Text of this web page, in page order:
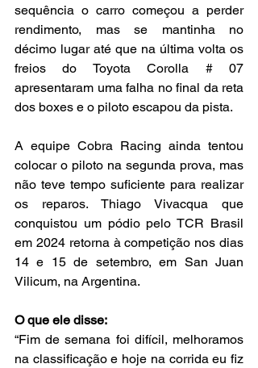
sequência o carro começou a perder
rendimento, mas se mantinha no
décimo lugar até que na última volta os
freios do Toyota Corolla # 07
apresentaram uma falha no final da reta
dos boxes e o piloto escapou da pista.
A equipe Cobra Racing ainda tentou
colocar o piloto na segunda prova, mas
não teve tempo suficiente para realizar
os reparos. Thiago Vivacqua que
conquistou um pódio pelo TCR Brasil
em 2024 retorna à competição nos dias
14 e 15 de setembro, em San Juan
Vilicum, na Argentina.
O que ele disse:
“Fim de semana foi difícil, melhoramos
na classificação e hoje na corrida eu fiz